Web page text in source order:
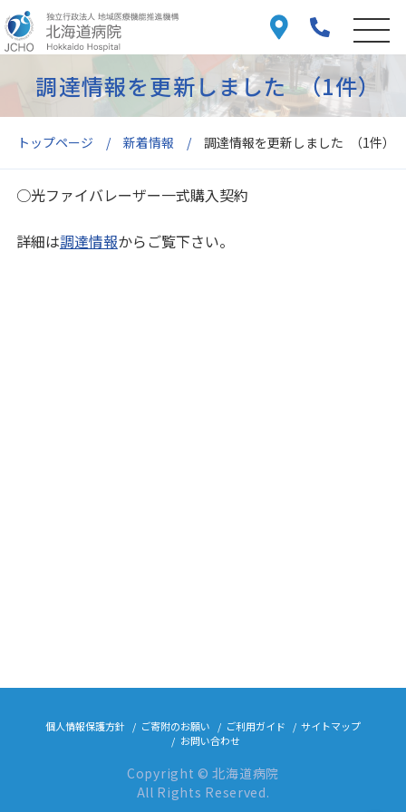
トップページ 新着情報 調達情報を更新しました （1件）
調達情報を更新しました （1件）
○光ファイバレーザー一式購入契約
詳細は調達情報からご覧下さい。
個人情報保護方針 ご寄附のお願い ご利用ガイド
サイトマップ
お問い合わせ
Copyright © 北海道病院
All Rights Reserved.